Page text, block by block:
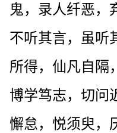
鬼，录人纤恶，
不听其言，虽听
所得，仙凡自隔
博学笃志，切问
懈怠，悦须臾，